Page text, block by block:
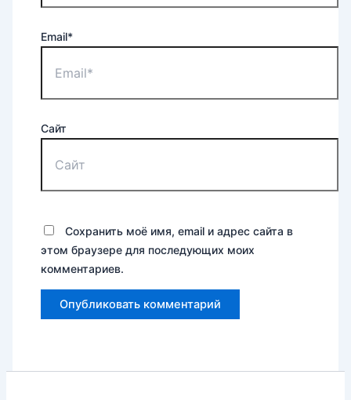
Email*
Сайт
Сохранить моё имя, email и адрес сайта в
этом браузере для последующих моих
комментариев.